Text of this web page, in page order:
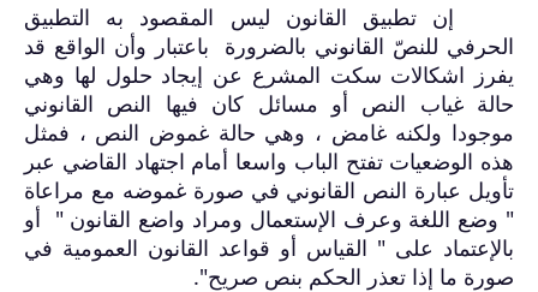
إن تطبيق القانون ليس المقصود به التطبيق
الحرفي للنصّ القانوني بالضرورة باعتبار وأن الواقع قد
يفرز اشكالات سكت المشرع عن إيجاد حلول لها وهي
حالة غياب النص أو مسائل كان فيها النص القانوني
موجودا ولكنه غامض ، وهي حالة غموض النص ، فمثل
هذه الوضعيات تفتح الباب واسعا أمام اجتهاد القاضي عبر
تأويل عبارة النص القانوني في صورة غموضه مع مراعاة
" وضع اللغة وعرف الإستعمال ومراد واضع القانون " أو
بالإعتماد على " القياس أو قواعد القانون العمومية في
صورة ما إذا تعذر الحكم بنص صريح".